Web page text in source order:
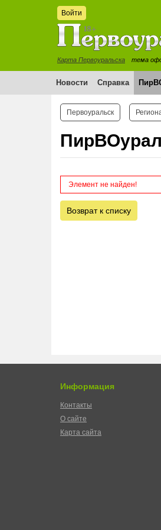
Войти
Карта Первоуральска тема
Новости Справка
Первоуральск
Элемент не найден!
Возврат к списку
Информация
Контакты
О сайте
Карта сайта